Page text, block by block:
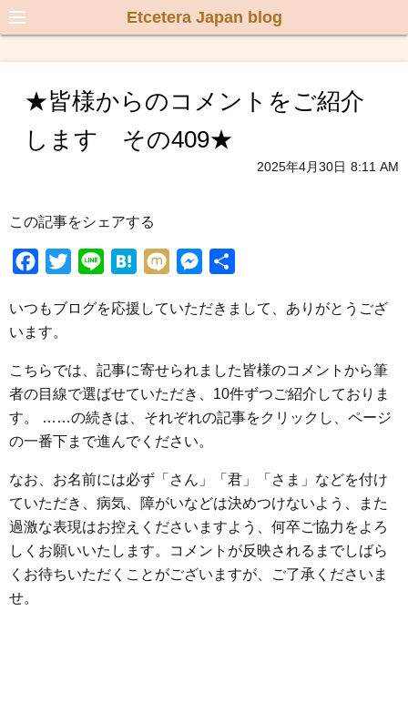
Etcetera Japan blog
★皆様からのコメントをご紹介
します その409★
2025年4月30日 8:11 AM
この記事をシェアする
c
e
b
o
k
i
e
r
n
H
t
n
a
M
x
s
e
g
いつもブログを応援していただきまして、ありがとうござ
います。
こちらでは、記事に寄せられました皆様のコメントから筆
者の目線で選ばせていただき、10件ずつご紹介しておりま
す。 ……の続きは、それぞれの記事をクリックし、ページ
の一番下まで進んでください。
なお、お名前には必ず「さん」「君」「さま」などを付け
ていただき、病気、障がいなどは決めつけないよう、また
過激な表現はお控えくださいますよう、何卒ご協力をよろ
しくお願いいたします。コメントが反映されるまでしばら
くお待ちいただくことがございますが、ご了承くださいま
せ。